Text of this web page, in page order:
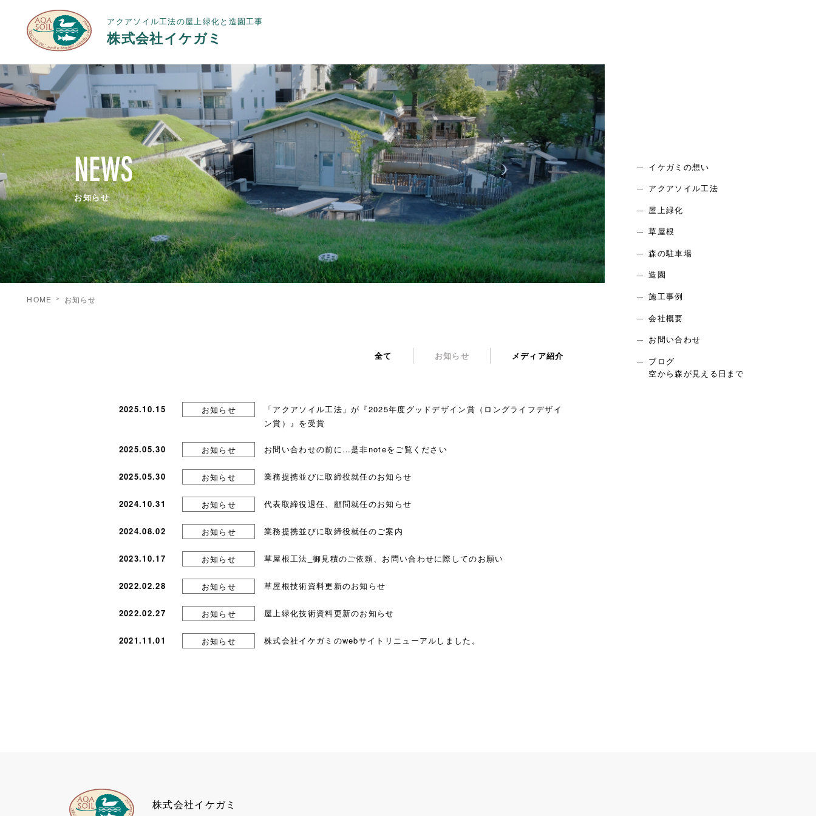
アクアソイル工法の屋上緑化と造園工事
株式会社イケガミ
イケガミの想い
アクアソイル工法
屋上緑化
草屋根
森の駐車場
造園
施工事例
会社概要
お問い合わせ
ブログ
空から森が見える日まで
NEWS
お知らせ
HOME お知らせ
全て お知らせ メディア紹介
2025.10.15 お知らせ
「アクアソイル工法」が『2025年度グッドデザイン賞（ロングライフデザイ
ン賞）』を受賞
2025.05.30 お知らせ お問い合わせの前に…是非noteをご覧ください
2025.05.30 お知らせ 業務提携並びに取締役就任のお知らせ
2024.10.31 お知らせ 代表取締役退任、顧問就任のお知らせ
2024.08.02 お知らせ 業務提携並びに取締役就任のご案内
2023.10.17 お知らせ 草屋根工法_御見積のご依頼、お問い合わせに際してのお願い
2022.02.28 お知らせ 草屋根技術資料更新のお知らせ
2022.02.27 お知らせ 屋上緑化技術資料更新のお知らせ
2021.11.01 お知らせ 株式会社イケガミのwebサイトリニューアルしました。
株式会社イケガミ